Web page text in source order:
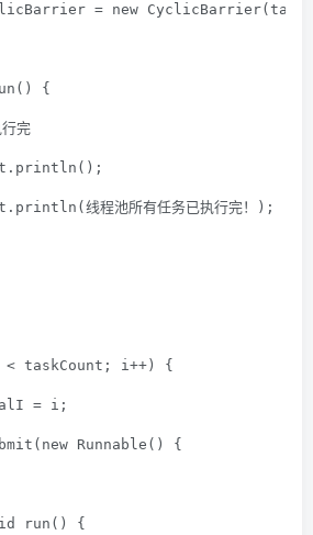
= new
() {
完
线程池所有任务已执行完！ );
< taskCount; i++) {
= i;
new Runnable() {
run () {